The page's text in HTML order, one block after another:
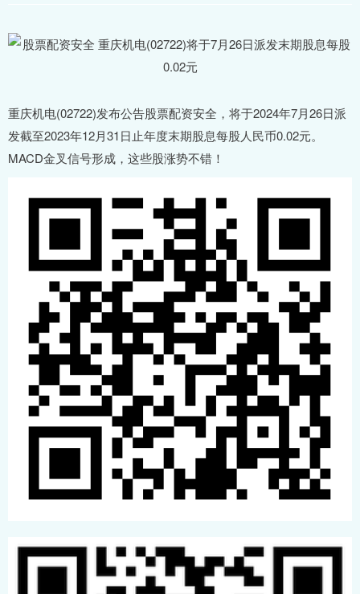
重庆机电(02722)发布公告股票配资安全，将于2024年7月26日派
发截至2023年12月31日止年度末期股息每股人民币0.02元。
MACD金叉信号形成，这些股涨势不错！